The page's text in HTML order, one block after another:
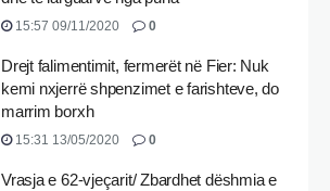
15:57 09/11/2020 0
Drejt falimentimit, fermerët në Fier: Nuk
kemi nxjerrë shpenzimet e farishteve, do
marrim borxh
15:31 13/05/2020 0
Vrasja e 62-vjeçarit/ Zbardhet dëshmia e